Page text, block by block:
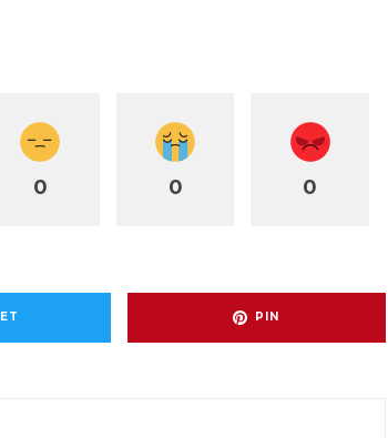
0 0 0
PIN